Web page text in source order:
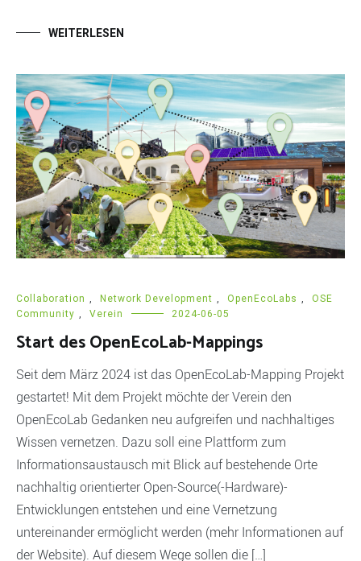
WEITERLESEN
Collaboration , Network Development , OpenEcoLabs ,
OSE
Community , Verein 2024-06-05
Start des OpenEcoLab-Mappings
Seit dem März 2024 ist das OpenEcoLab-Mapping Projekt
gestartet! Mit dem Projekt möchte der Verein den
OpenEcoLab Gedanken neu aufgreifen und nachhaltiges
Wissen vernetzen. Dazu soll eine Plattform zum
Informationsaustausch mit Blick auf bestehende Orte
nachhaltig orientierter Open-Source(-Hardware)-
Entwicklungen entstehen und eine Vernetzung
untereinander ermöglicht werden (mehr Informationen auf
der Website). Auf diesem Wege sollen die […]